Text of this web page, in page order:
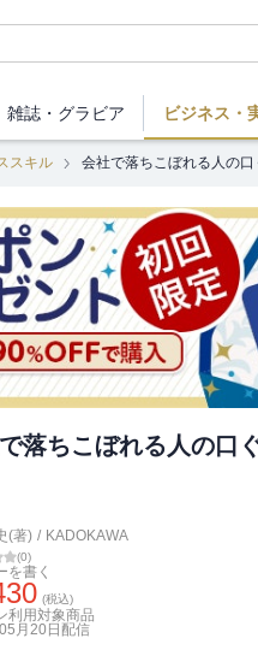
雑誌・ グラビア ビジネス ・
スキル 会社で落ちこぼれる人の
落ちこぼれる人の口
(著) / KADOKAWA
(0)
を書く
(税込)
利用対象商品
月20日 配信